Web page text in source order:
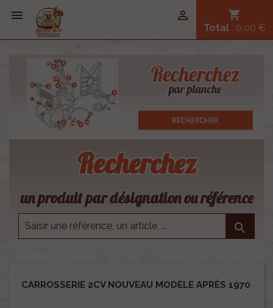
 shopping_cart
Total : 0,00 €

Recherchez
un produit par désignation ou référence

CARROSSERIE 2CV NOUVEAU MODÈLE APRÈS 1970